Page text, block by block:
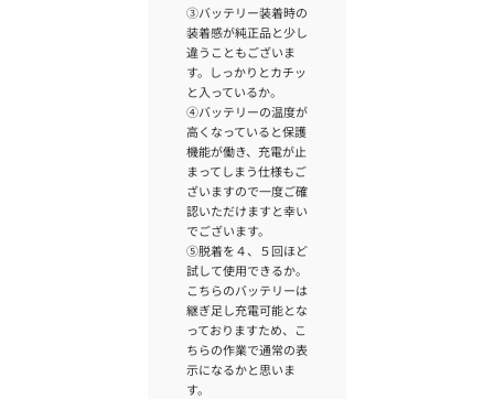
③バッテリー装着時の
装着感が純正品と少し
違うこともございま
す。しっかりとカチッ
と入っているか。
④バッテリーの温度が
高くなっていると保護
機能が働き、充電が止
まってしまう仕様もご
ざいますので一度ご確
認いただけますと幸い
でございます。
⑤脱着を４、５回ほど
試して使用できるか。
こちらのバッテリーは
継ぎ足し充電可能とな
っておりますため、こ
ちらの作業で通常の表
示になるかと思いま
す。